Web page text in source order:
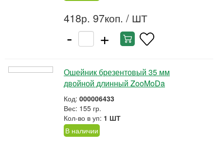
418р. 97коп. / ШТ
- +
Ошейник брезентовый 35 мм
двойной длинный ZooMoDa
Код: 000006433
Вес: 155 гр.
Кол-во в уп: 1 ШТ
В наличии